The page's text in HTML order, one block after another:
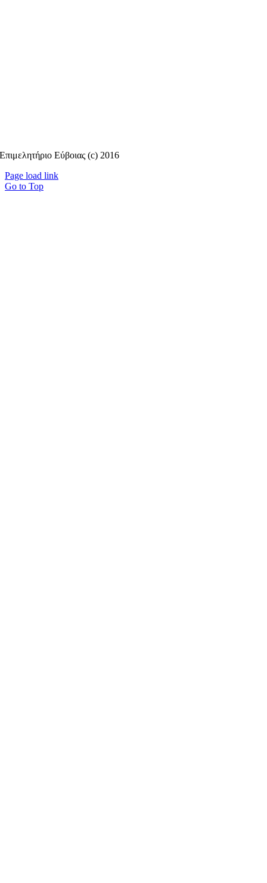
Επιμελητήριο Εύβοιας (c) 2016
Page load link
Go to Top